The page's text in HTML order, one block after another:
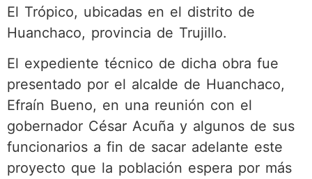
El Trópico, ubicadas en el distrito de
Huanchaco, provincia de Trujillo.
El expediente técnico de dicha obra fue
presentado por el alcalde de Huanchaco,
Efraín Bueno, en una reunión con el
gobernador César Acuña y algunos de sus
funcionarios a fin de sacar adelante este
proyecto que la población espera por más